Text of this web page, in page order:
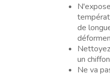
de
un
Ne va